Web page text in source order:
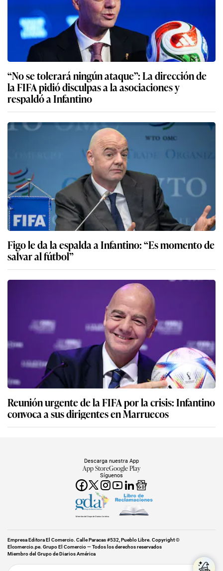
“No se tolerará ningún ataque”: La dirección de
la FIFA pidió disculpas a la asociaciones y
respaldó a Infantino
Figo le da la espalda a Infantino: “Es momento de
salvar al fútbol”
Reunión urgente de la FIFA por la crisis: Infantino
convoca a sus dirigentes en Marruecos
Síguenos
Descarga nuestra App
App StoreGoogle Play
Miembro del Grupo de Diarios América
Empresa Editora El Comercio. Calle Paracas #532, Pueblo Libre. Copyright ©
Elcomercio.pe. Grupo El Comercio — Todos los derechos reservados
Miembro del Grupo de Diarios América